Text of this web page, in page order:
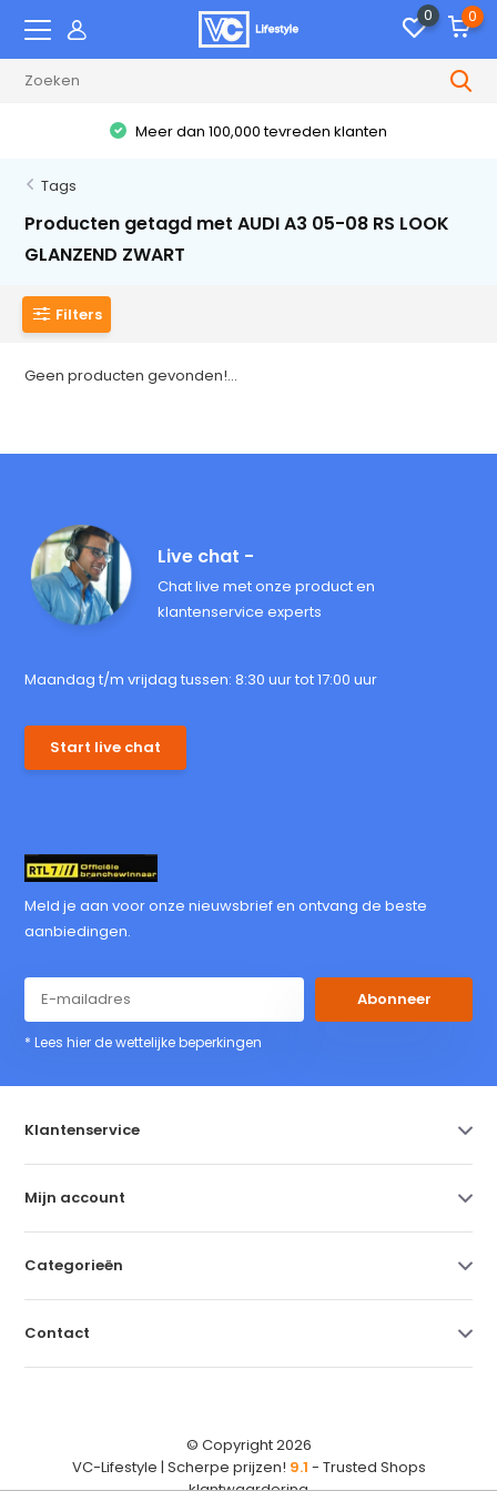
0 0
Meer dan 100,000 tevreden klanten
Tags
Producten getagd met AUDI A3 05-08 RS LOOK
GLANZEND ZWART
Filters
Geen producten gevonden!...
Live chat -
Chat live met onze product en
klantenservice experts
Maandag t/m vrijdag tussen: 8:30 uur tot 17:00 uur
Start live chat
Meld je aan voor onze nieuwsbrief en ontvang de beste
aanbiedingen.
Abonneer
* Lees hier de wettelijke beperkingen
Klantenservice
Mijn account
Categorieën
Contact
© Copyright 2026
VC-Lifestyle | Scherpe prijzen! 9.1 - Trusted Shops